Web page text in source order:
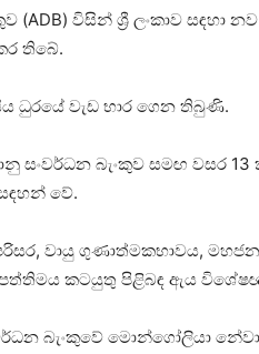
(ADB) විසින් ශ්‍රී ලංකාව සඳහා
තිබේ.
ධුරයේ වැඩ භාර ගෙන තිබුණි.
සංවර්ධන බැංකුව සමඟ වසර
වේ.
වායු ගුණාත්මකභාවය,
කටයුතු පිළිබඳ ඇය
බැංකුවේ මොන්ගෝලියා